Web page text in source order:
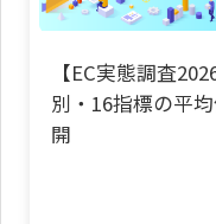
【EC実態調査
別・16指標の平
開